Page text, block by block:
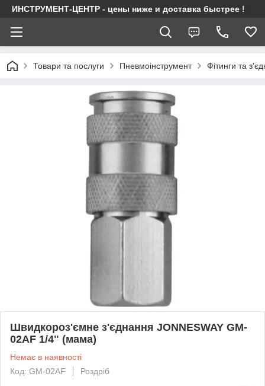
ИНСТРУМЕНТ-ЦЕНТР - цены ниже и доставка быстрее !
Товари та послуги Пневмоінструмент Фітинги та
Швидкороз'ємне з'єднання JONNESWAY GM-
02AF 1/4" (мама)
Немає в наявності
Код: GM-02AF
Роздріб